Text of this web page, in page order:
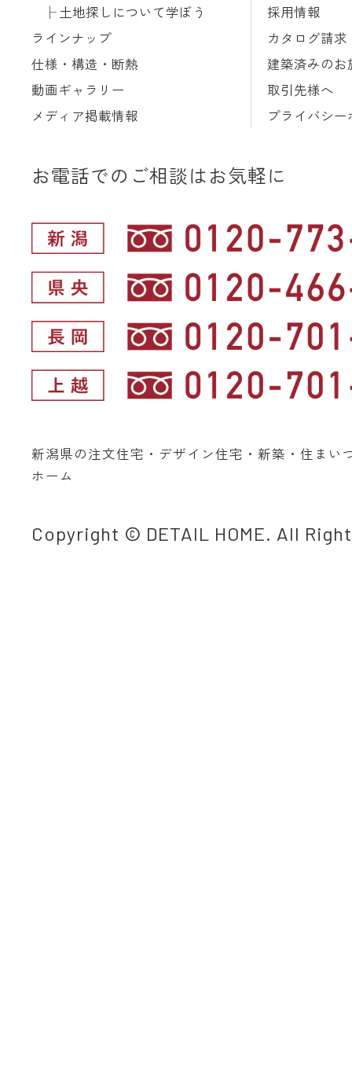
土地探しについて学ぼう
ラインナップ
仕様・構造・断熱
動画ギャラリー
メディア掲載情報
採用情報
カタログ請求
建築済みのお
取引先様へ
プライバシー
お電話でのご相談はお気軽に
新潟県の注文住宅・デザイン住宅・新築・住まい
ホーム
Copyright © DETAIL HOME. All